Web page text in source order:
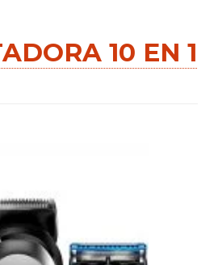
10 EN 1
para ti
buscas
que lo has